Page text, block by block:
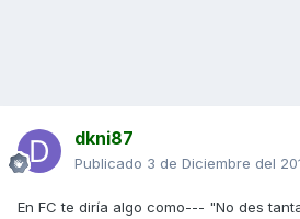
dkni87
Publicado 3 de Diciembre del
En FC te diría algo como--- "No des